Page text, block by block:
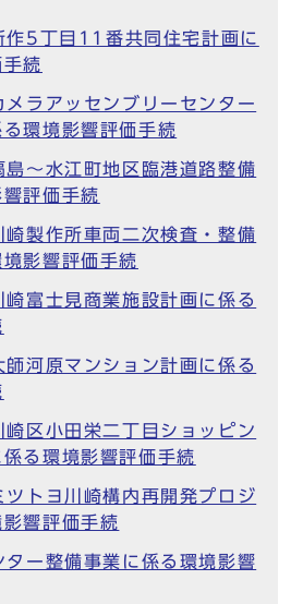
5丁目11番共同住宅計画に
続
ラアッセンブリーセンター
環境影響評価手続
～水江町地区臨港道路整備
評価手続
製作所車両二次検査・整備
影響評価手続
富士見商業施設計画に係る
河原マンション計画に係る
区小田栄二丁目ショッピン
る環境影響評価手続
トヨ川崎構内再開発プロジ
響評価手続
ー整備事業に係る環境影響